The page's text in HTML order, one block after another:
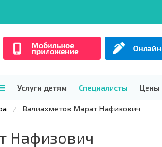
Услуги детям Специалисты Цены
Валиахметов Марат Нафизович
Нафизович